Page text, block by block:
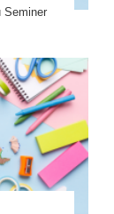
Seminer